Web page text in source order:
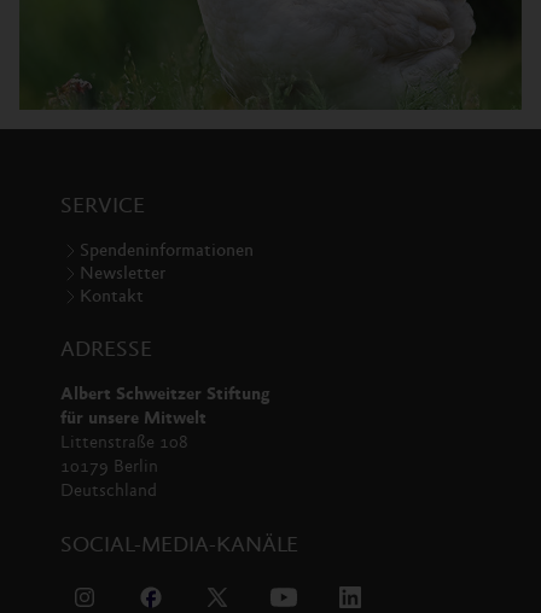
SERVICE
Spendeninformationen
Newsletter
Kontakt
ADRESSE
Albert Schweitzer Stiftung
für unsere Mitwelt
Littenstraße 108
10179 Berlin
Deutschland
SOCIAL-MEDIA-KANÄLE